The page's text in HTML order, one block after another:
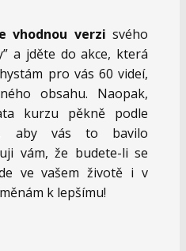
vhodnou verzi svého
a jděte do akce, která
pro vás 60 videí,
obsahu. Naopak,
kurzu pěkně podle
aby vás to bavilo
vám, že budete-li se
ve vašem životě i v
k lepšímu!